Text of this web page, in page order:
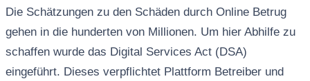
Die Schätzungen zu den Schäden durch Online Betrug
gehen in die hunderten von Millionen. Um hier Abhilfe zu
schaffen wurde das Digital Services Act (DSA)
eingeführt. Dieses verpflichtet Plattform Betreiber und